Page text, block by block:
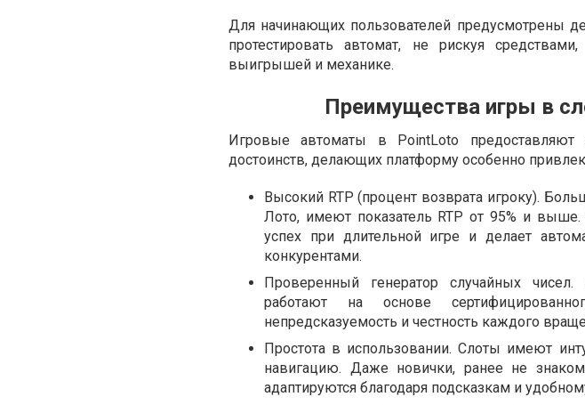
Для начинающих пользователей предусмотрены
протестировать автомат, не рискуя
выигрышей и механике.
Преимущества игры в
Игровые автоматы в PointLoto
достоинств, делающих платформу особенно
Высокий RTP (процент возврата игроку).
Лото, имеют показатель RTP от 95% и
успех при длительной игре и делает
конкурентами.
Проверенный генератор случайных
работают на основе
непредсказуемость и честность каждого
Простота в использовании. Слоты имеют
навигацию. Даже новички, ранее не
адаптируются благодаря подсказкам и